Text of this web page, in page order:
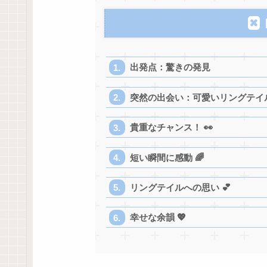
出発点：驚きの発見
突然の出会い：可愛いリングテイ
貴重なチャンス！ 👀
短い瞬間に感動 🌈
リングテイルへの思い 💕
幸せな余韻 💖